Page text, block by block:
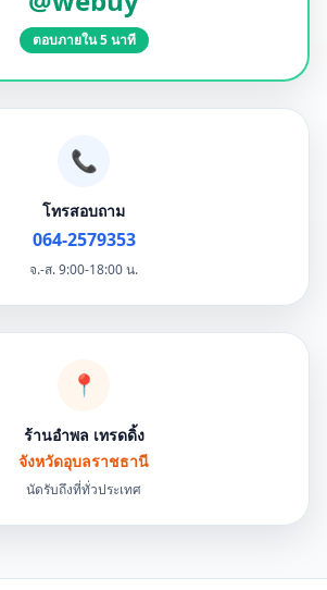
ตอบภายใน 5 นาที
📞
โทรสอบถาม
064-2579353
จ.-ส. 9:00-18:00 น.
📍
ร้านอำพล เทรดดิ้ง
จังหวัดอุบลราชธานี
นัดรับถึงที่ทั่วประเทศ